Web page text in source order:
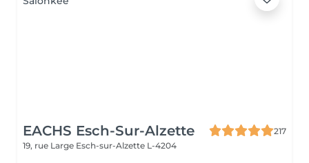
EACHS Esch-Sur-Alzette
217
19, rue Large Esch-sur-Alzette L-4204